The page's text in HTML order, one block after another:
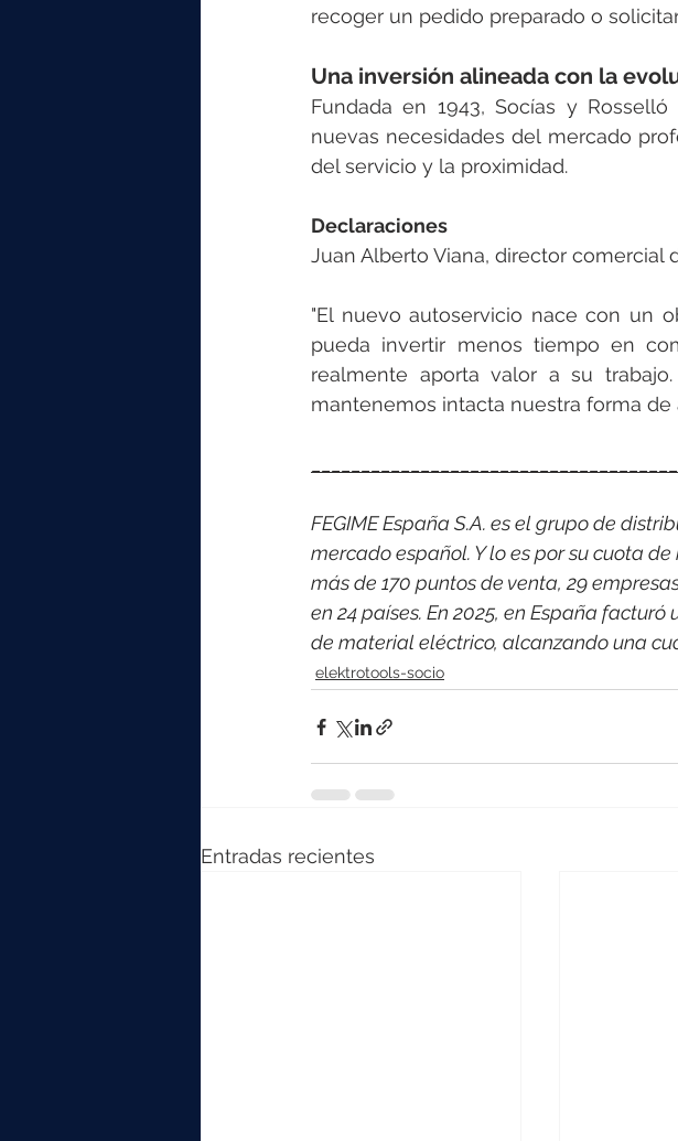
recoger un pedido preparado o
Una inversión alineada con la
Fundada en 1943, Socías y
nuevas necesidades del mercado
del servicio y la proximidad.
Declaraciones
Juan Alberto Viana, director comercial
"El nuevo autoservicio nace con un
pueda invertir menos tiempo en
realmente aporta valor a su
mantenemos intacta nuestra forma de
FEGIME España S.A. es el grupo de
mercado español. Y lo es por su cuota
más de 170 puntos de venta, 29
en 24 países. En 2025, en España
de material eléctrico, alcanzando una
elektrotools-socio
Entradas recientes